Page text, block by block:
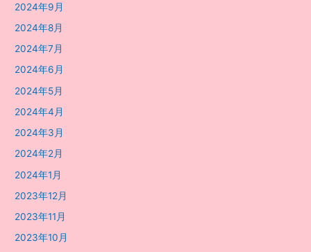
2024年9月
2024年8月
2024年7月
2024年6月
2024年5月
2024年4月
2024年3月
2024年2月
2024年1月
2023年12月
2023年11月
2023年10月